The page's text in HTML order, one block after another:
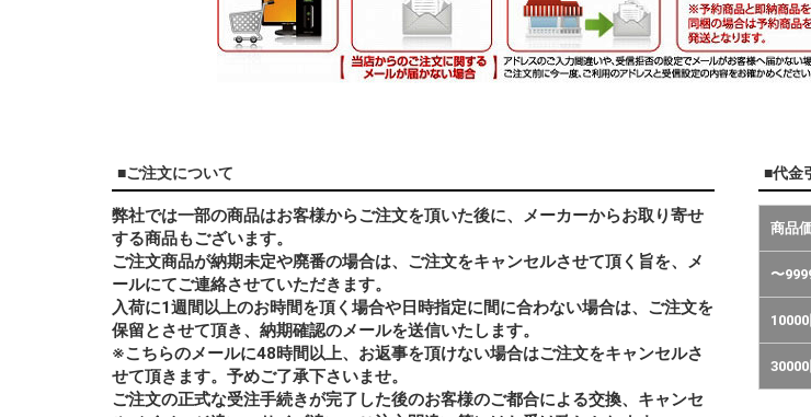
■ご注文について
弊社では一部の商品はお客様からご注文を頂いた後に、メーカーからお取り寄せ
する商品もございます。
ご注文商品が納期未定や廃番の場合は、ご注文をキャンセルさせて頂く旨を、メ
ールにてご連絡させていただきます。
入荷に1週間以上のお時間を頂く場合や日時指定に間に合わない場合は、ご注文を
保留とさせて頂き、納期確認のメールを送信いたします。
※こちらのメールに48時間以上、お返事を頂けない場合はご注文をキャンセルさ
せて頂きます。予めご了承下さいませ。
ご注文の正式な受注手続きが完了した後のお客様のご都合による交換、キャンセ
■代金
商品
〜